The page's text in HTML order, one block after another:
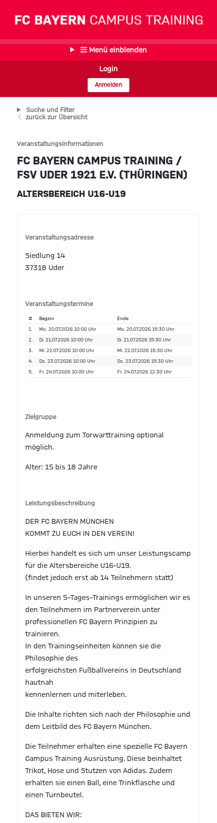
Menü einblenden
Login
Anmelden
Suche und Filter
zurück zur Übersicht
Veranstaltungsinformationen
FC BAYERN CAMPUS TRAINING /
FSV UDER 1921 E.V. (THÜRINGEN)
ALTERSBEREICH U16-U19
Veranstaltungsadresse
Siedlung 14
37318 Uder
Veranstaltungstermine
# Beginn Ende
1. Mo. 20.07.2026 10:00 Uhr Mo. 20.07.2026 15:30 Uhr
2. Di. 21.07.2026 10:00 Uhr Di. 21.07.2026 15:30 Uhr
3. Mi. 22.07.2026 10:00 Uhr Mi. 22.07.2026 15:30 Uhr
4. Do. 23.07.2026 10:00 Uhr Do. 23.07.2026 15:30 Uhr
5. Fr. 24.07.2026 10:00 Uhr Fr. 24.07.2026 12:30 Uhr
Zielgruppe
Anmeldung zum Torwarttraining optional
möglich.
Alter: 15 bis 18 Jahre
Leistungsbeschreibung
DER FC BAYERN MÜNCHEN
KOMMT ZU EUCH IN DEN VEREIN!
Hierbei handelt es sich um unser Leistungscamp
für die Altersbereiche U16-U19.
(findet jedoch erst ab 14 Teilnehmern statt)
In unseren 5–Tages–Trainings ermöglichen wir es
den Teilnehmern im Partnerverein unter
professionellen FC Bayern Prinzipien zu
trainieren.
In den Trainingseinheiten können sie die
Philosophie des
erfolgreichsten Fußballvereins in Deutschland
hautnah
kennenlernen und miterleben.
Die Inhalte richten sich nach der Philosophie und
dem Leitbild des FC Bayern München.
Die Teilnehmer erhalten eine spezielle FC Bayern
Campus Training Ausrüstung. Diese beinhaltet
Trikot, Hose und Stutzen von Adidas. Zudem
erhalten sie einen Ball, eine Trinkflasche und
einen Turnbeutel.
DAS BIETEN WIR: